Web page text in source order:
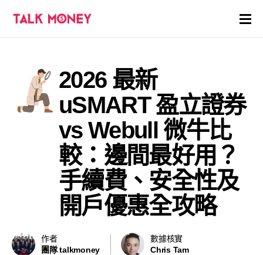
證券商評價
關於
2026 最新
uSMART 盈立證券
vs Webull 微牛比
較：邊間最好用？
手續費、安全性及
開戶優惠全攻略
作者
團隊 talkmoney
數據核實
Chris Tam